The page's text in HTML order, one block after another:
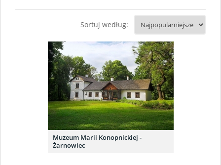
Sortuj według:
Muzeum Marii Konopnickiej -
Żarnowiec